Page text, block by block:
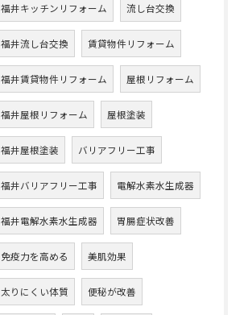
福井キッチンリフォーム 流し台交換
福井流し台交換 賃貸物件リフォーム
福井賃貸物件リフォーム 屋根リフォーム
福井屋根リフォーム 屋根塗装
福井屋根塗装 バリアフリー工事
福井バリアフリー工事 電解水素水生成器
福井電解水素水生成器 胃腸症状改善
免疫力を高める 美肌効果
太りにくい体質 便秘が改善